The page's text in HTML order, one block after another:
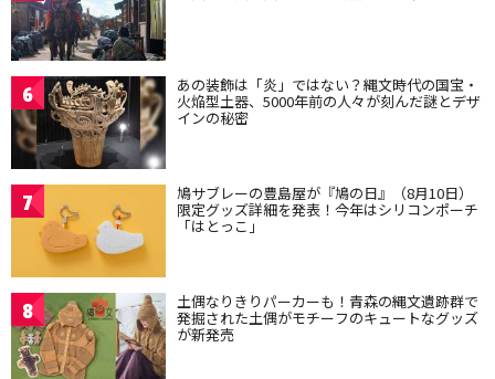
6 あの装飾は「炎」ではない？縄文時代の国宝・
火焔型土器、5000年前の人々が刻んだ謎とデザ
インの秘密
7 鳩サブレーの豊島屋が『鳩の日』（8月10日）
限定グッズ詳細を発表！今年はシリコンポーチ
「はとっこ」
8 土偶なりきりパーカーも！青森の縄文遺跡群で
発掘された土偶がモチーフのキュートなグッズ
が新発売